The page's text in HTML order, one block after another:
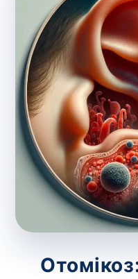
Попередній
потрібний.
зіскрібки.
виконує лікар –